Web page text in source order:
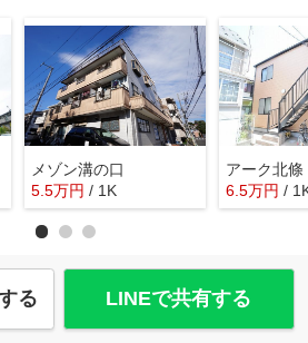
メゾン溝の口
5.5万円 / 1K
アーク北條
6.5万円 /
る LINEで共有する